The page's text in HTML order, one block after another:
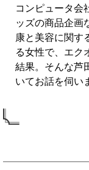
コンピュータ会
ッズの商品企画
康と美容に関す
る女性で、エク
結果。そんな芦
いてお話を伺い